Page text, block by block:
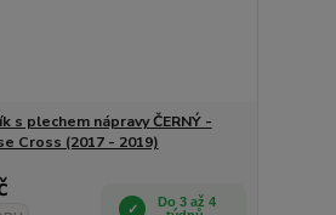
s plechem nápravy ČERNÝ -
Cross (2017 - 2019)
Do 3 až 4